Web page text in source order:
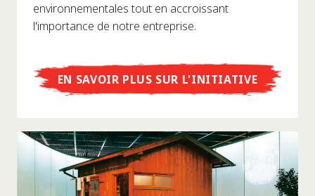
environnementales tout en accroissant
l'importance de notre entreprise.
EN SAVOIR PLUS SUR L'INITIATIVE